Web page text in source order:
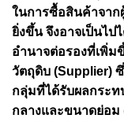
ในการซื้อสินค้าจา
ยิ่งขึ้น จึงอาจเป็นไป
อำนาจต่อรองที่เพิ่ม
วัตถุดิบ (Supplier)
กลุ่มที่ได้รับผลกระ
กลางและขนาดย่อม